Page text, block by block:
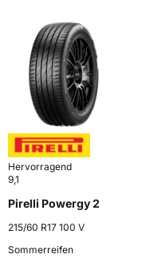
Hervorragend
9,1
Pirelli Powergy 2
215/60 R17 100 V
Sommerreifen